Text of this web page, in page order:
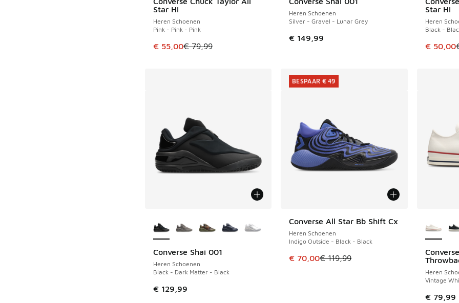
Star Hi
Heren Schoenen
Pink - Pink - Pink
Dit artikel is in de uitverkoop. Dit artikel is in de aanbieding Prijs verlaagd van €
€ 55,00€ 79,99
BESPAAR € 24
Heren Schoenen
Silver - Gravel - Lunar Grey
€ 149,99
Star Hi
Heren
Black -
Dit
€ 50,00
BESPAAR
Converse Shai 001
Heren Schoenen
Black - Dark Matter - Black
€ 129,99
Converse All Star Bb Shift Cx
Heren Schoenen
Indigo Outside - Black - Black
Dit artikel is in de uitverkoop. Dit artikel is in
€ 70,00€ 119,99
BESPAAR € 49
BESPAAR € 49
Heren
Vintage
€ 79,99